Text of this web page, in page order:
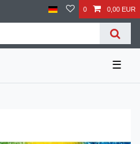
0 0,00 EUR
☰